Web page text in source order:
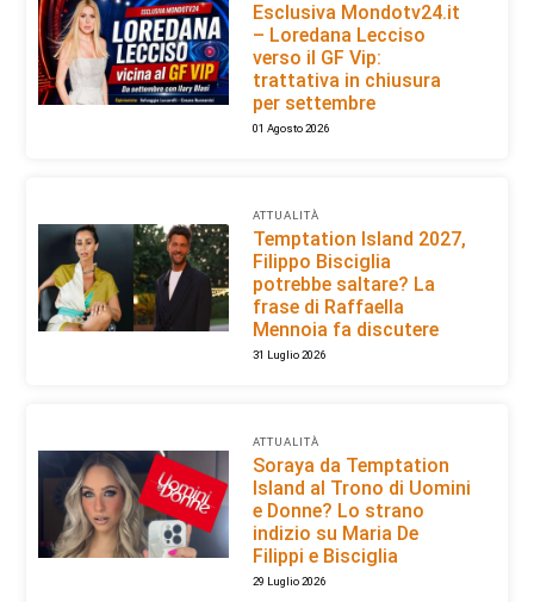
Esclusiva Mondotv24.it
– Loredana Lecciso
verso il GF Vip:
trattativa in chiusura
per settembre
01 Agosto 2026
ATTUALITÀ
Temptation Island 2027,
Filippo Bisciglia
potrebbe saltare? La
frase di Raffaella
Mennoia fa discutere
31 Luglio 2026
ATTUALITÀ
Soraya da Temptation
Island al Trono di Uomini
e Donne? Lo strano
indizio su Maria De
Filippi e Bisciglia
29 Luglio 2026